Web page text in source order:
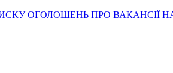
ОГОЛОШЕНЬ ПРО ВАКАНСІЇ